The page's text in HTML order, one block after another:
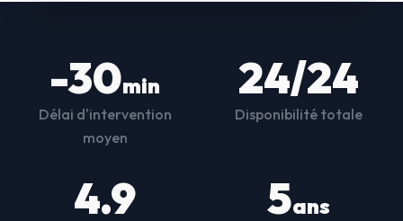
-30min
Délai d'intervention
moyen
24/24
Disponibilité totale
4.9 5ans